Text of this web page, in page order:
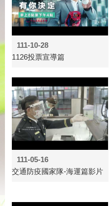
111-10-28
1126投票宣導篇
111-05-16
交通防疫國家隊-海運篇影片